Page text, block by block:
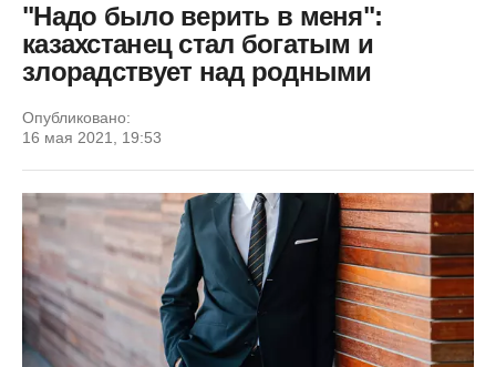
"Надо было верить в меня":
казахстанец стал богатым и
злорадствует над родными
Опубликовано:
16 мая 2021, 19:53